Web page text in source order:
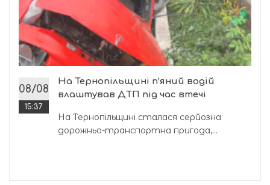
08/08
15:37
На Тернопільщині п’яний водій
влаштував ДТП під час втечі
На Тернопільщині сталася серйозна
дорожньо-транспортна пригода,...